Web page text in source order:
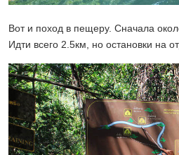
Вот и поход в пещеру. Сначала
Идти всего 2.5км, но остановки на